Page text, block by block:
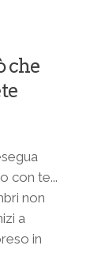
che
con te...
non
a
in